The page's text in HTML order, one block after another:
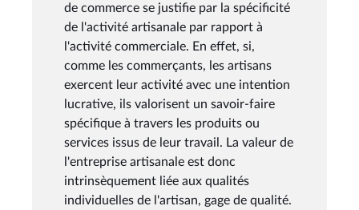
de commerce se justifie par la spécificité
de l'activité artisanale par rapport à
l'activité commerciale. En effet, si,
comme les commerçants, les artisans
exercent leur activité avec une intention
lucrative, ils valorisent un savoir-faire
spécifique à travers les produits ou
services issus de leur travail. La valeur de
l'entreprise artisanale est donc
intrinsèquement liée aux qualités
individuelles de l'artisan, gage de qualité.